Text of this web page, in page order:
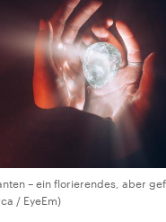
– ein florierendes, aber
/ EyeEm)